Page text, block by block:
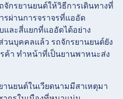
กรยานยนต์ให้วิธีการเดินทางที่
ผ่านการจราจรที่แออัด
และสี่แยกที่แออัดได้อย่าง
วนบุคคลแล้ว รถจักรยานยนต์ยัง
ค้า ทำหน้าที่เป็นยานพาหนะส่ง
นยนต์ในเวียดนามมีสาเหตุมา